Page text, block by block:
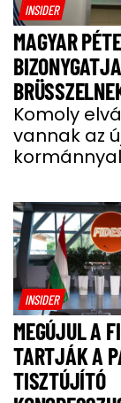
INSIDER
MAGYAR
Komoly
vannak az
INSIDER
MEGÚJUL A
TARTJÁK A
TISZTÚJÍTÓ